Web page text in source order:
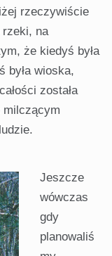
rzeczywiście
rzeki, na
że kiedyś była
była wioska,
została
milczącym
Jeszcze
wówczas
gdy
planowaliś